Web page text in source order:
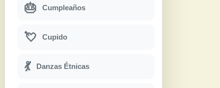
🎂 Cumpleaños
💘 Cupido
💃 Danzas Étnicas